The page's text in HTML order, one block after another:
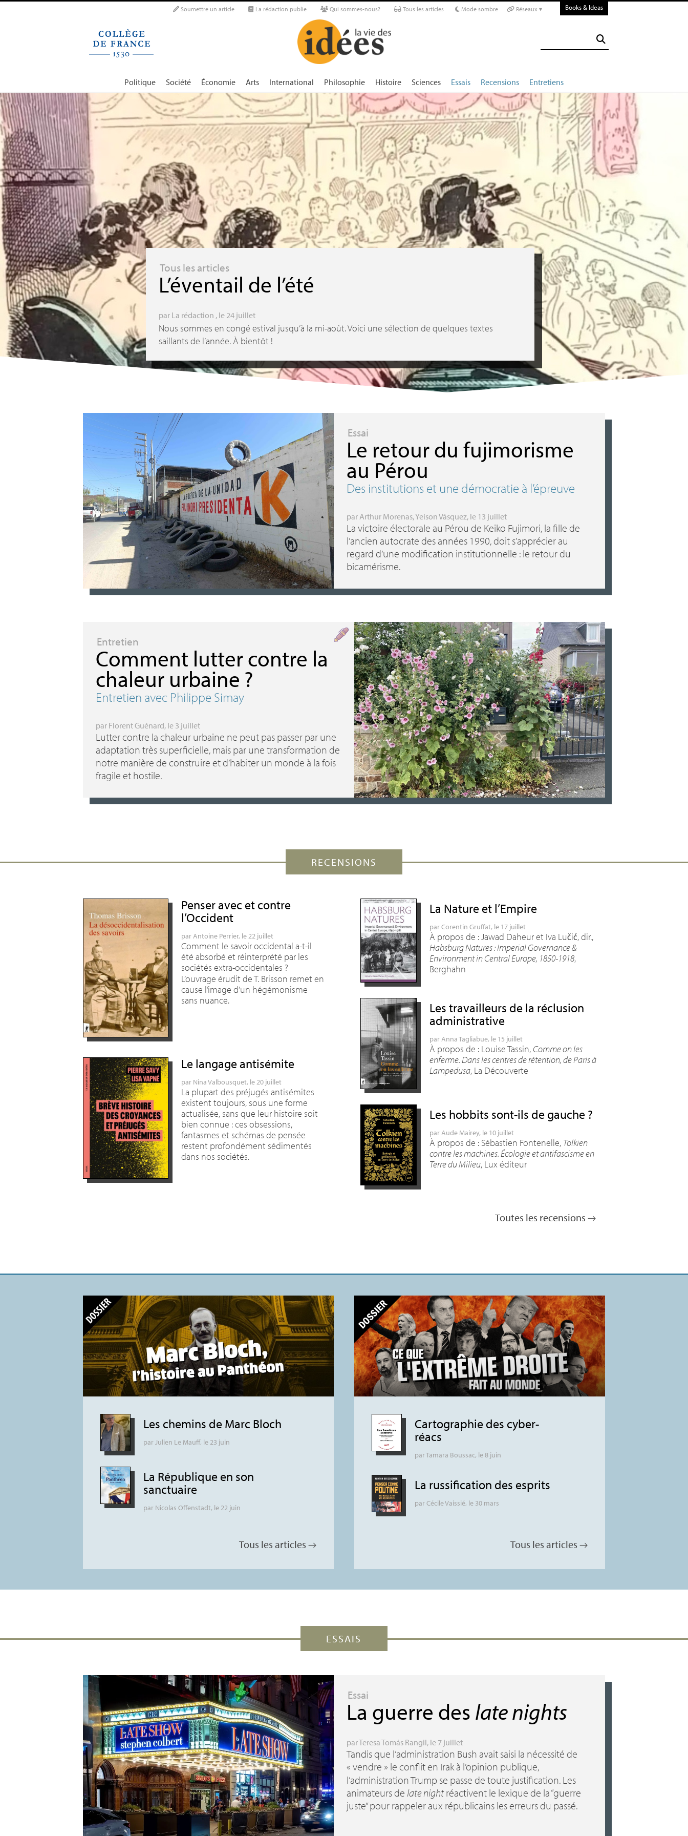
Soumettre un article La rédaction publie Qui sommes-nous? Tous les articles Mode sombre Réseaux ▾ Books & Ideas
Politique Société Économie Arts International Philosophie Histoire Sciences Essais Recensions Entretiens
Tous les articles
L’éventail de l’été
par La rédaction , le 24 juillet
Nous sommes en congé estival jusqu’à la mi-août. Voici une sélection de quelques textes
saillants de l’année. À bientôt !
Essai
Le retour du fujimorisme
au Pérou
Des institutions et une démocratie à l’épreuve
par Arthur Morenas,Yeison Vásquez, le 13 juillet
La victoire électorale au Pérou de Keiko Fujimori, la fille de
l’ancien autocrate des années 1990, doit s’apprécier au
regard d’une modification institutionnelle : le retour du
bicamérisme.
Entretien
Comment lutter contre la
chaleur urbaine ?
Entretien avec Philippe Simay
par Florent Guénard, le 3 juillet
Lutter contre la chaleur urbaine ne peut pas passer par une
adaptation très superficielle, mais par une transformation de
notre manière de construire et d’habiter un monde à la fois
fragile et hostile.
RECENSIONS
Penser avec et contre
l’Occident
parAntoine Perrier, le 22 juillet
Comment le savoir occidental a-t-il
été absorbé et réinterprété par les
sociétés extra-occidentales ?
L’ouvrage érudit de T. Brisson remet en
cause l’image d’un hégémonisme
sans nuance.
Le langage antisémite
par Nina Valbousquet, le 20 juillet
La plupart des préjugés antisémites
existent toujours, sous une forme
actualisée, sans que leur histoire soit
bien connue : ces obsessions,
fantasmes et schémas de pensée
restent profondément sédimentés
dans nos sociétés.
La Nature et l’Empire
parCorentin Gruffat, le 17 juillet
À propos de : Jawad Daheur et Iva Lučić, dir.,
Habsburg Natures : Imperial Governance &
Environment in Central Europe, 1850-1918,
Berghahn
Les travailleurs de la réclusion
administrative
parAnna Tagliabue, le 15 juillet
À propos de : Louise Tassin, Comme on les
enferme. Dans les centres de rétention, de Paris à
Lampedusa, La Découverte
Les hobbits sont-ils de gauche ?
parAude Mairey, le 10 juillet
À propos de : Sébastien Fontenelle, Tolkien
contre les machines. Écologie et antifascisme en
Terre du Milieu, Lux éditeur
Toutes les recensions
Les chemins de Marc Bloch
parJulien Le Mauff, le 23 juin
La République en son
sanctuaire
par Nicolas Offenstadt, le 22 juin
Tous les articles
Cartographie des cyber-
réacs
parTamara Boussac, le 8 juin
La russification des esprits
parCécile Vaissié, le 30 mars
Tous les articles
ESSAIS
Essai
La guerre des late nights
parTeresa Tomás Rangil, le 7 juillet
Tandis que l’administration Bush avait saisi la nécessité de
« vendre » le conflit en Irak à l’opinion publique,
l’administration Trump se passe de toute justification. Les
animateurs de late nightréactivent le lexique de la “guerre
juste” pour rappeler aux républicains les erreurs du passé.